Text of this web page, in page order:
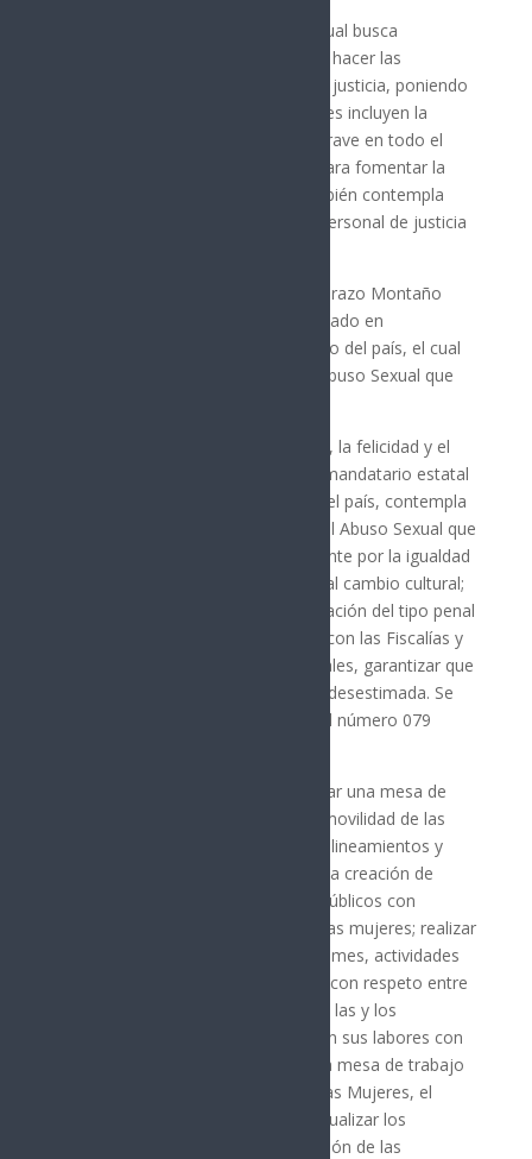
El Plan Integral contra el Abuso Sexual busca
homologar el delito en todo el país, hacer las
denuncias más ágiles y fortalecer la justicia, poniendo
a las víctimas en el centro. Sus pilares incluyen la
tipificación del abuso como delito grave en todo el
país, campañas de sensibilización para fomentar la
denuncia y un cambio cultural. También contempla
capacitación especializada para el personal de justicia
Cabe señalar que, el gobernador Durazo Montaño
presentó el primer Centro Especializado en
Capacitación con Enfoque de Género del país, el cual
se alinea al Plan Integral contra el Abuso Sexual que
El Compromiso Nacional por la vida, la felicidad y el
respeto a las Mujeres que firmó el mandatario estatal
y el resto de los 31 gobernadores del país, contempla
el acuerdo del Plan Integral contra el Abuso Sexual que
busca difundir la campaña permanente por la igualdad
y contra las violencias para abonar al cambio cultural;
acompañar el proceso de homologación del tipo penal
de “abuso sexual”; en coordinación con las Fiscalías y
los Tribunales del Poder Judicial locales, garantizar que
ninguna denuncia sea desechada o desestimada. Se
pone a disposición de las víctimas el número 079
Esta iniciativa también incluye instalar una mesa de
coordinación con las instancias de movilidad de las
entidades federativas para elaborar lineamientos y
acciones de prevención y atención; la creación de
senderos seguros en los espacios públicos con
mayores índices de violencia hacia las mujeres; realizar
en las escuelas, los días 25 de cada mes, actividades
para fomentar la igualdad y el trato con respeto entre
niños y niñas; capacitar y certificar a las y los
servidores públicos para que realicen sus labores con
perspectiva de género e instalar una mesa de trabajo
permanente entre la Secretaría de las Mujeres, el
Poder Judicial y las fiscalías para actualizar los
protocolos de atención e investigación de las